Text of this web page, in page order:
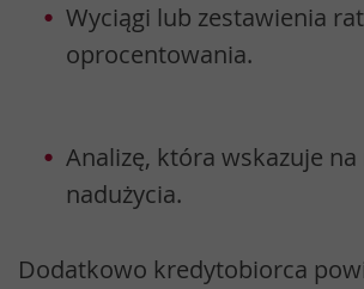
Wyciągi lub zestawienia
oprocentowania.
Analizę, która wskazuje
nadużycia.
Dodatkowo kredytobiorca